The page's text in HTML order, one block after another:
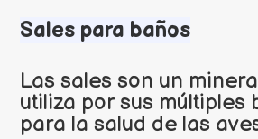
Sales para baños
Las sales son un
utiliza por sus múltiples
para la salud de las